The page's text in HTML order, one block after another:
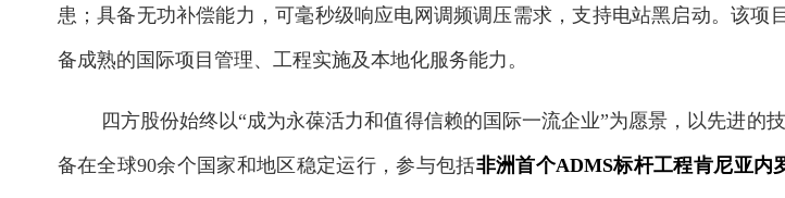
患；具备无功补偿能力，可毫秒级响应电网调频调压需求，支持电站黑启动。该
备成熟的国际项目管理、工程实施及本地化服务能力。
四方股份始终以“成为永葆活力和值得信赖的国际一流企业”为愿景，以先进
备在全球90余个国家和地区稳定运行，参与包括非洲首个ADMS标杆工程肯尼亚内